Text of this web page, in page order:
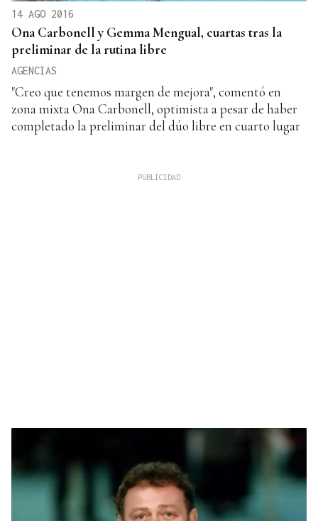
14 AGO 2016
Ona Carbonell y Gemma Mengual, cuartas tras la
preliminar de la rutina libre
AGENCIAS
"Creo que tenemos margen de mejora", comentó en
zona mixta Ona Carbonell, optimista a pesar de haber
completado la preliminar del dúo libre en cuarto lugar